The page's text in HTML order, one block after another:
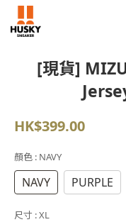
[現貨]
HK$399.00
顏色 : NAVY
NAVY PURPLE
尺寸 : XL